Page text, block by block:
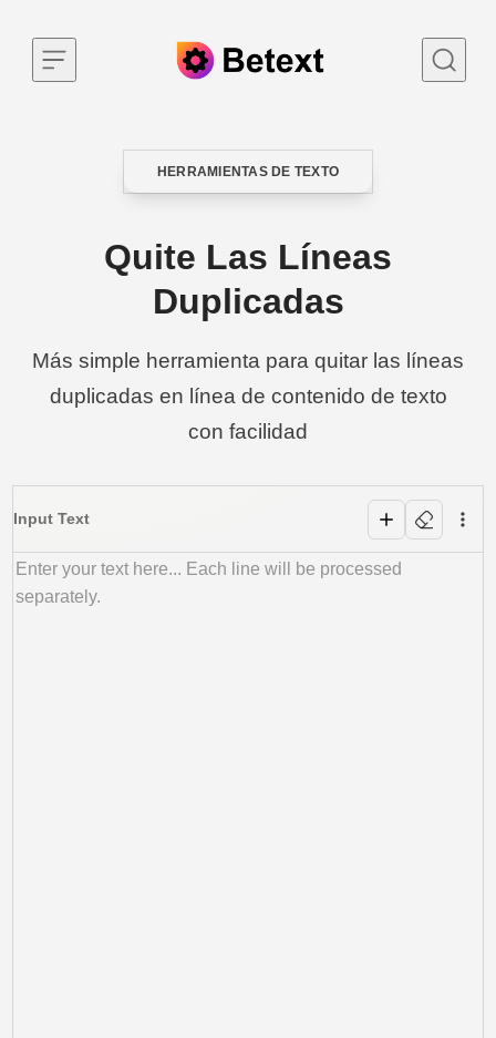
CATEGORY
HERRAMIENTAS DE TEXTO
Quite Las Líneas
Duplicadas
Más simple herramienta para quitar las líneas
duplicadas en línea de contenido de texto
con facilidad
Input Text